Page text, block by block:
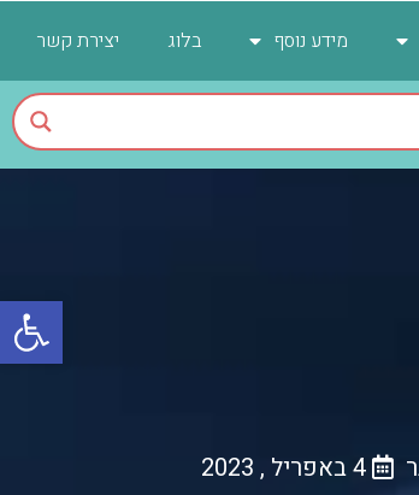
מידע נוסף בלוג יצירת קשר
4 באפריל , 2023